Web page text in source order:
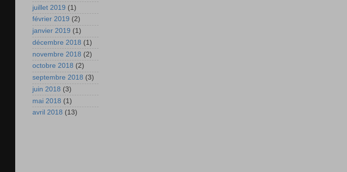
juillet 2019 (1)
février 2019 (2)
janvier 2019 (1)
décembre 2018 (1)
novembre 2018 (2)
octobre 2018 (2)
septembre 2018 (3)
juin 2018 (3)
mai 2018 (1)
avril 2018 (13)